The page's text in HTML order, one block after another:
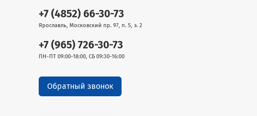
+7 (4852) 66-30-73
Ярославль, Московский пр. 97, п. 5, э. 2
+7 (965) 726-30-73
ПН-ПТ 09:00-18:00, СБ 09:30-16:00
Обратный звонок